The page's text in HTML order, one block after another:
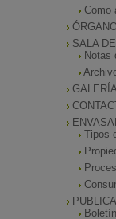
Como
SALA
Notas
Tipos